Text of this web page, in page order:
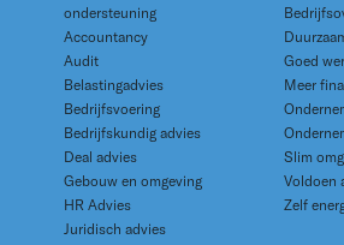
ondersteuning
Accountancy
Audit
Belastingadvies
Bedrijfsvoering
Bedrijfskundig advies
Deal advies
Gebouw en omgeving
HR Advies
Juridisch advies
Goed
Meer
Slim
Voldoen
Zelf